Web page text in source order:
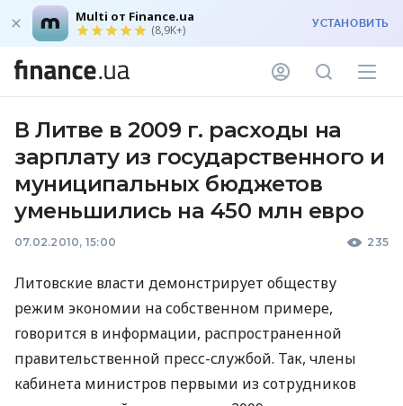
Multi от Finance.ua
(8,9K+) УСТАНОВИТЬ
В Литве в 2009 г. расходы на
зарплату из государственного и
муниципальных бюджетов
уменьшились на 450 млн евро
07.02.2010, 15:00 235
Литовские власти демонстрирует обществу
режим экономии на собственном примере,
говорится в информации, распространенной
правительственной пресс-службой. Так, члены
кабинета министров первыми из сотрудников